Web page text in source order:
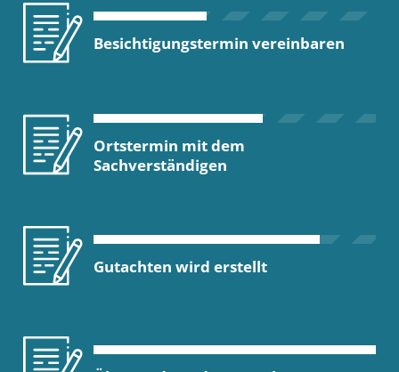
Besichtigungstermin vereinbaren
Ortstermin mit dem
Sachverständigen
Gutachten wird erstellt